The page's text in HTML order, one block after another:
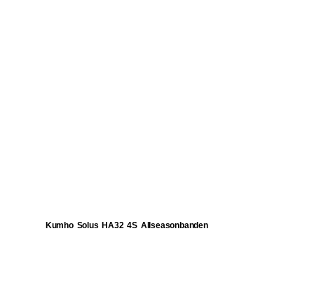
Kumho Solus HA32 4S Allseasonbanden